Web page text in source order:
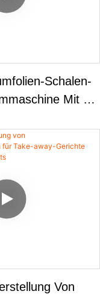
Schalen-
Mit 4-
Von